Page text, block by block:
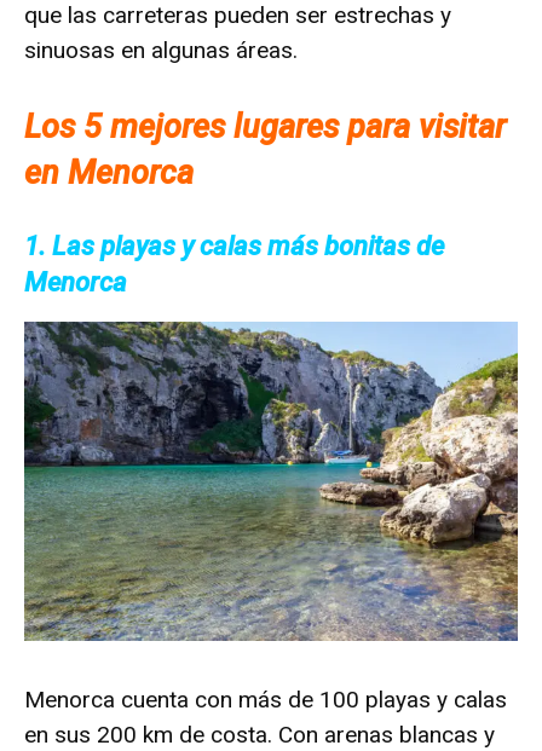
que las carreteras pueden ser estrechas y
sinuosas en algunas áreas.
Los 5 mejores lugares para visitar
en Menorca
1. Las playas y calas más bonitas de
Menorca
Menorca cuenta con más de 100 playas y calas
en sus 200 km de costa. Con arenas blancas y